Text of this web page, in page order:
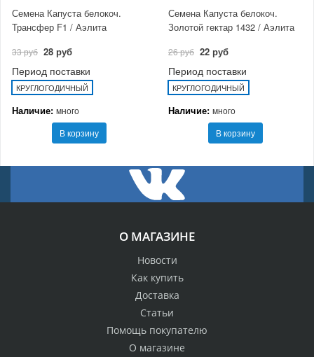
Семена Капуста белокоч.
Трансфер F1 / Аэлита
33 руб 28 руб
Период поставки
КРУГЛОГОДИЧНЫЙ
Наличие: много
В корзину
Семена Капуста белокоч.
Золотой гектар 1432 / Аэлита
26 руб 22 руб
Период поставки
КРУГЛОГОДИЧНЫЙ
Наличие: много
В корзину
О МАГАЗИНЕ
Новости
Как купить
Доставка
Статьи
Помощь покупателю
О магазине